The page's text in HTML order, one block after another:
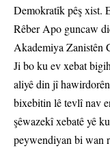
Demokratîk pêş xist.
Rêber Apo guncaw
Akademiya Zanistên
Ji bo ku ev xebat
aliyê din jî
bixebitin lê tevlî nav
şêwazekî xebatê yê
peywendiyan bi wan